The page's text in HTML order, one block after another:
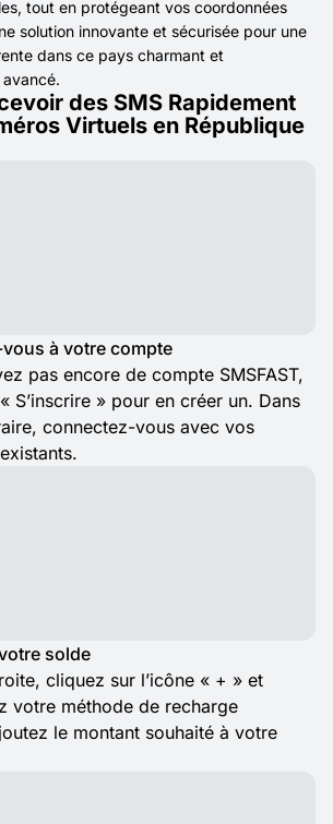
tout en protégeant vos coordonnées
solution innovante et sécurisée pour une
dans ce pays charmant et
des SMS Rapidement
Virtuels en République
à votre compte
pas encore de compte SMSFAST,
S’inscrire » pour en créer un. Dans
connectez-vous avec vos
solde
cliquez sur l’icône « + » et
votre méthode de recharge
le montant souhaité à votre